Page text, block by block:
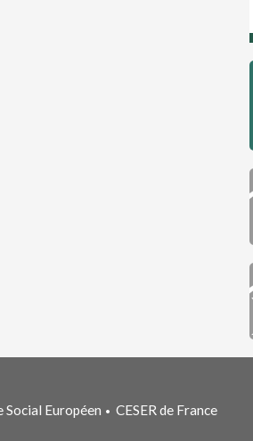
Social Européen • CESER de France